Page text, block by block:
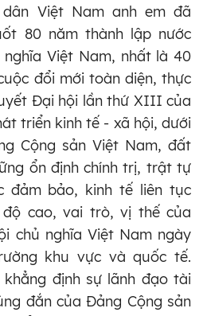
Việt Nam anh em đã
80 năm thành lập nước
nghĩa Việt Nam, nhất là 40
đổi mới toàn diện, thực
Đại hội lần thứ XIII của
triển kinh tế - xã hội, dưới
Cộng sản Việt Nam, đất
ổn định chính trị, trật tự
đảm bảo, kinh tế liên tục
cao, vai trò, vị thế của
chủ nghĩa Việt Nam ngày
khu vực và quốc tế.
định sự lãnh đạo tài
đắn của Đảng Cộng sản